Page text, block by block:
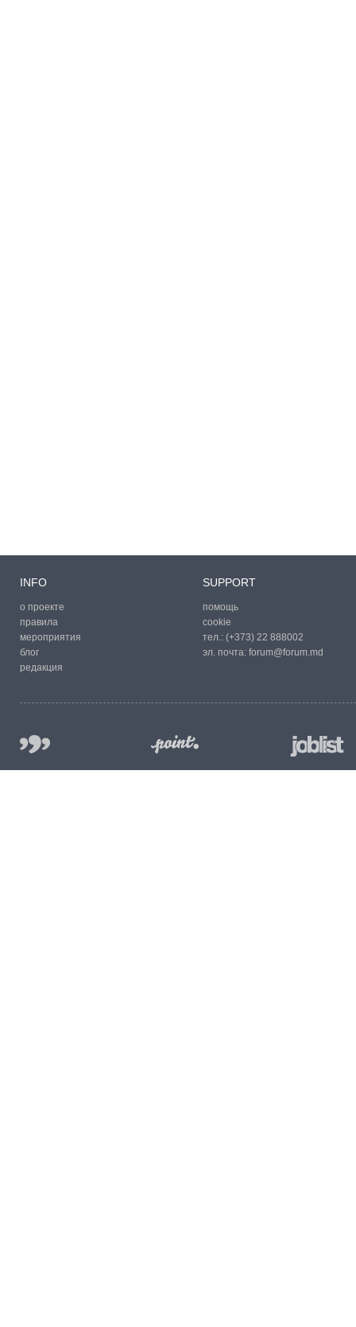
INFO
о проекте
правила
мероприятия
блог
редакция
SUPPORT
помощь
cookie
тел.: (+373) 22 888002
эл. почта: forum@forum.md